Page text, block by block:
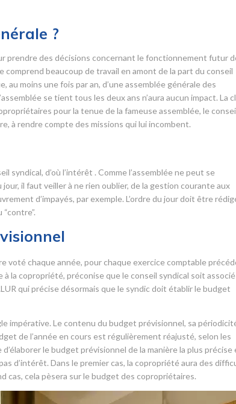
?
prendre des décisions concernant le fonctionnement futur
comprend beaucoup de travail en amont de la part du conseil
au moins une fois par an, d’une assemblée générale des
se tient tous les deux ans n’aura aucun impact. La
pour la tenue de la fameuse assemblée, le
à rendre compte des missions qui lui incombent.
syndical, d’où l’intérêt . Comme l’assemblée ne peut se
il faut veiller à ne rien oublier, de la gestion courante aux
d’impayés, par exemple. L’ordre du jour doit être
voté chaque année, pour chaque exercice comptable
la copropriété, préconise que le conseil syndical soit associé
qui précise désormais que le syndic doit établir le budget
impérative. Le contenu du budget prévisionnel, sa
de l’année en cours est régulièrement réajusté, selon les
le budget prévisionnel de la manière la plus précise
d’intérêt. Dans le premier cas, la copropriété aura des
cas, cela pèsera sur le budget des copropriétaires.